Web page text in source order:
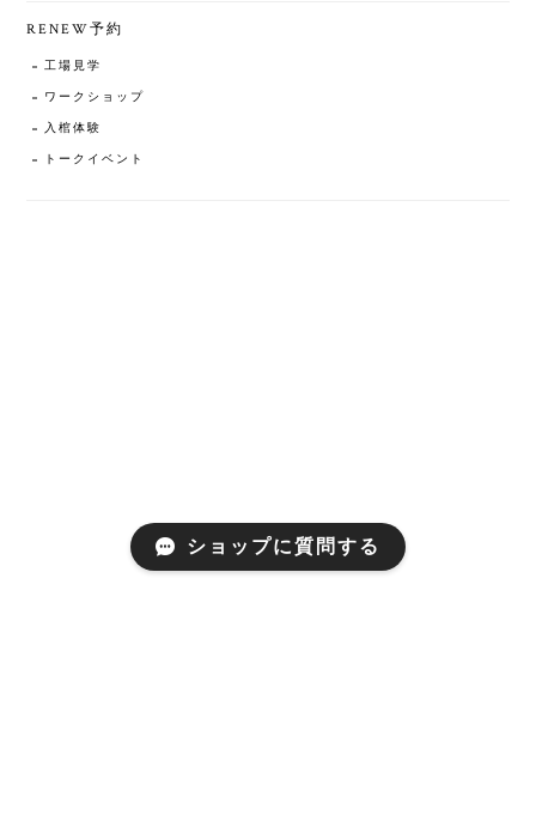
RENEW予約
工場見学
ワークショップ
入棺体験
トークイベント
ショップに質問する